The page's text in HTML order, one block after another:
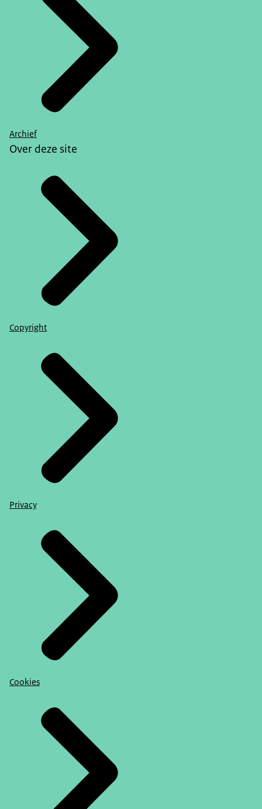
Archief
Over deze site
Copyright
Privacy
Cookies